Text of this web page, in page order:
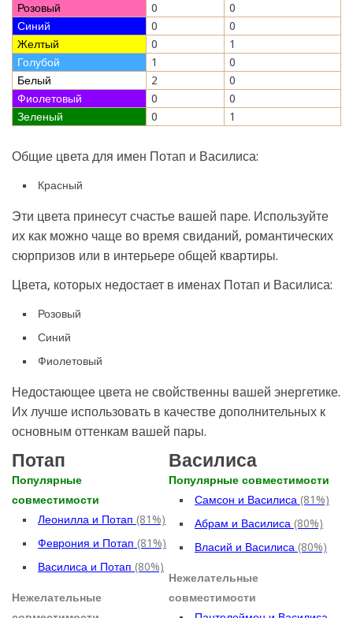
Розовый
0
0
Синий
0
0
Желтый
0
1
Голубой
1
0
Белый
2
0
Фиолетовый
0
0
Зеленый
0 1
Общие цвета для имен Потап и Василиса:
Красный
Эти цвета принесут счастье вашей паре. Используйте
их как можно чаще во время свиданий, романтических
сюрпризов или в интерьере общей квартиры.
Цвета, которых недостает в именах Потап и Василиса:
Розовый
Синий
Фиолетовый
Недостающее цвета не свойственны вашей энергетике.
Их лучше использовать в качестве дополнительных к
основным оттенкам вашей пары.
Потап
Популярные
совместимости
Леонилла и Потап (81%)
Феврония и Потап (81%)
Василиса и Потап (80%)
Нежелательные
Василиса
Популярные совместимости
Самсон и Василиса (81%)
Абрам и Василиса (80%)
Власий и Василиса (80%)
Нежелательные
совместимости